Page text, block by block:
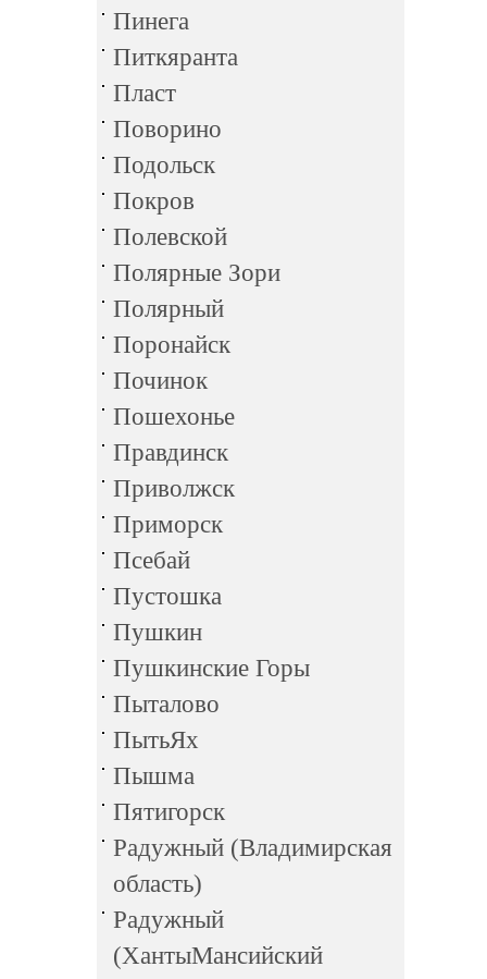
Пинега
Питкяранта
Пласт
Поворино
Подольск
Покров
Полевской
Полярные Зори
Полярный
Поронайск
Починок
Пошехонье
Правдинск
Приволжск
Приморск
Псебай
Пустошка
Пушкин
Пушкинские Горы
Пыталово
ПытьЯх
Пышма
Пятигорск
Радужный (Владимирская
область)
Радужный
(ХантыМансийский